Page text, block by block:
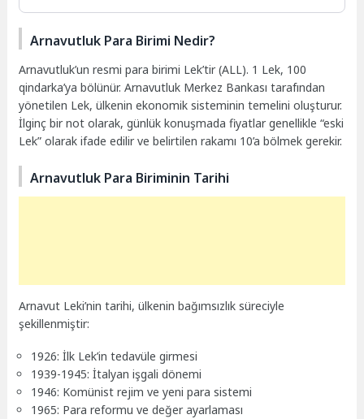
Arnavutluk Para Birimi Nedir?
Arnavutluk’un resmi para birimi Lek’tir (ALL). 1 Lek, 100
qindarka’ya bölünür. Arnavutluk Merkez Bankası tarafından
yönetilen Lek, ülkenin ekonomik sisteminin temelini oluşturur.
İlginç bir not olarak, günlük konuşmada fiyatlar genellikle “eski
Lek” olarak ifade edilir ve belirtilen rakamı 10’a bölmek gerekir.
Arnavutluk Para Biriminin Tarihi
Arnavut Leki’nin tarihi, ülkenin bağımsızlık süreciyle
şekillenmiştir:
1926: İlk Lek’in tedavüle girmesi
1939-1945: İtalyan işgali dönemi
1946: Komünist rejim ve yeni para sistemi
1965: Para reformu ve değer ayarlaması